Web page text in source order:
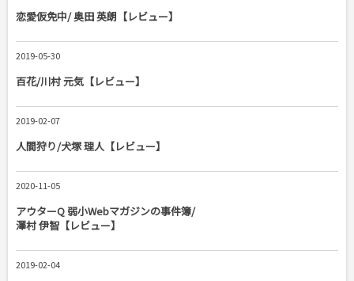
恋愛仮免中/ 奥田 英朗【レビュー】
2019-05-30
百花/川村 元気【レビュー】
2019-02-07
人間狩り/犬塚 理人【レビュー】
2020-11-05
アウターQ 弱小Webマガジンの事件簿/
澤村 伊智【レビュー】
2019-02-04